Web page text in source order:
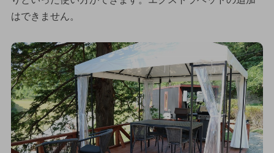
はできません。